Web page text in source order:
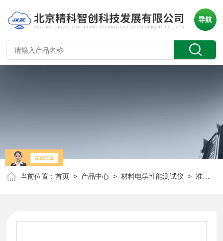
导航
当前位置：首页 > 产品中心 >材料电学性能测试仪 >准静态d33测量仪